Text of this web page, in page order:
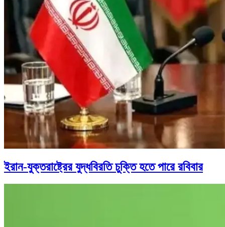
ইরান-যুক্তরাষ্ট্রের যুদ্ধবিরতি চুক্তি হতে পারে রবিবার